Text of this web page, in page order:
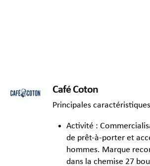
Café Coton
Principales
Activité :
de prêt-à-porter et
hommes. Marque
dans la chemise 27